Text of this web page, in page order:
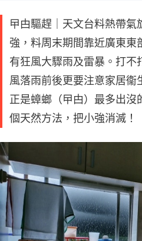
曱甴驅趕｜天文台料熱帶氣
強，料周末期間靠近廣東東
有狂風大驟雨及雷暴。打不
風落雨前後更要注意家居衞
正是蟑螂（曱甴）最多出沒
個天然方法，把小強消滅！